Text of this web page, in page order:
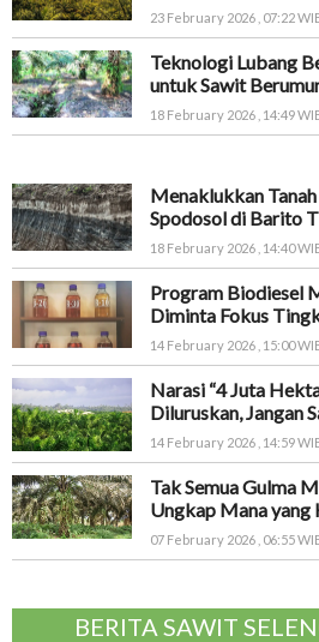
23 February 2026 , 07:22
Teknologi Lubang
untuk Sawit
18 February 2026 , 14:49
Menaklukkan Tanah
Spodosol di Barito
18 February 2026 , 14:40
Program Biodiesel
Diminta Fokus
14 February 2026 , 15:00
Narasi “4 Juta
Diluruskan, Jangan
14 February 2026 , 14:59
Tak Semua Gulma
Ungkap Mana
07 February 2026 , 06:55
BERITA SAWIT